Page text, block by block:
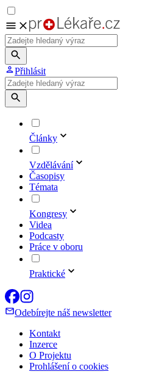
Přihlásit
Články
Vzdělávání
Časopisy
Témata
Kongresy
Videa
Podcasty
Práce v oboru
Praktické
Odebírejte náš newsletter
Kontakt
Inzerce
O Projektu
Prohlášení o cookies